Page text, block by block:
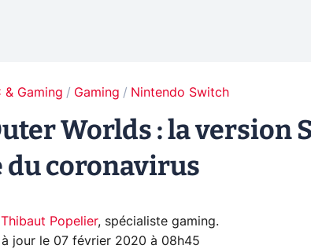
& Gaming Gaming Nintendo Switch
Worlds : la version
du coronavirus
Thibaut Popelier, spécialiste gaming.
à jour le 07 février 2020 à 08h45